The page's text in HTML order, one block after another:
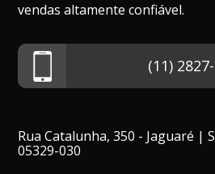
vendas altamente confiável.
(11)
Rua Catalunha, 350 - Jaguaré |
05329-030